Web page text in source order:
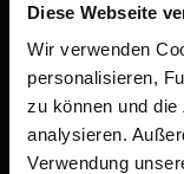
Diese Webseite
Wir verwenden
personalisieren,
zu können und
analysieren.
Verwendung
FÜR SIE
Vergleich